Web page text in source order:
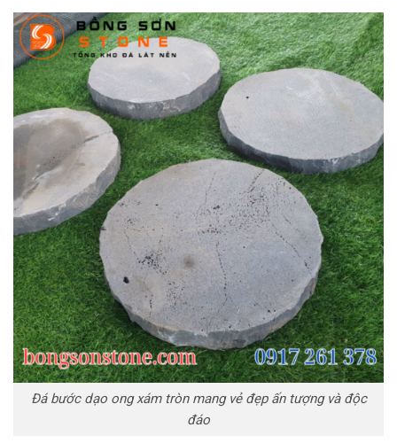
Đá bước dạo ong xám tròn mang vẻ đẹp ấn tượng và độc
đáo